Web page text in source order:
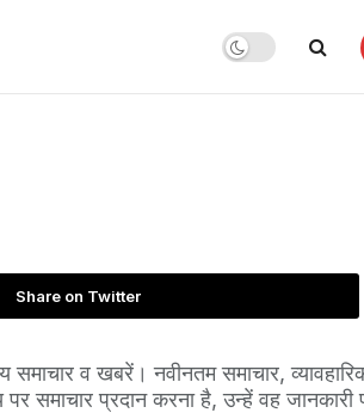
Share on Twitter
समाचार व खबरें। नवीनतम समाचार,
पर समाचार प्रदान करना है, उन्हें वह जानकारी